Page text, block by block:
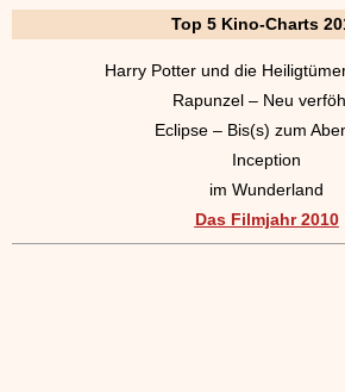
Top 5 Kino-Charts
Harry Potter und die
Rapunzel – Neu
Eclipse – Bis(s) zum
Inception
im Wunderland
Das Filmjahr 2010